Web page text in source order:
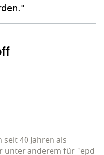
40 Jahren als
unter anderem für "epd